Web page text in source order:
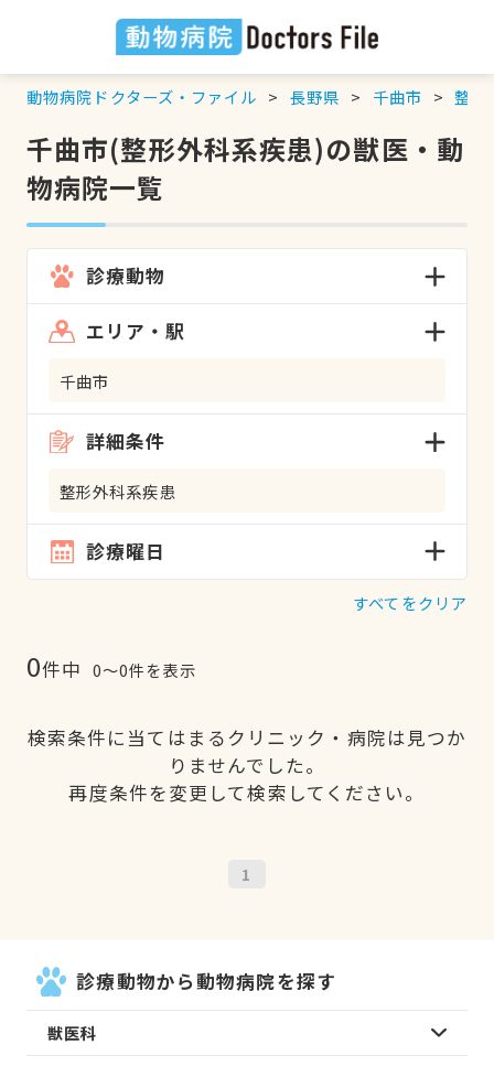
動物病院ドクターズ・ファイル 長野県 千曲市 整形
千曲市(整形外科系疾患)の獣医・動
物病院一覧
診療動物
エリア・駅
千曲市
詳細条件
整形外科系疾患
診療曜日
すべてをクリア
0件中 0〜0件を表示
検索条件に当てはまるクリニック・病院は見つか
りませんでした。
再度条件を変更して検索してください。
1
診療動物から動物病院を探す
獣医科